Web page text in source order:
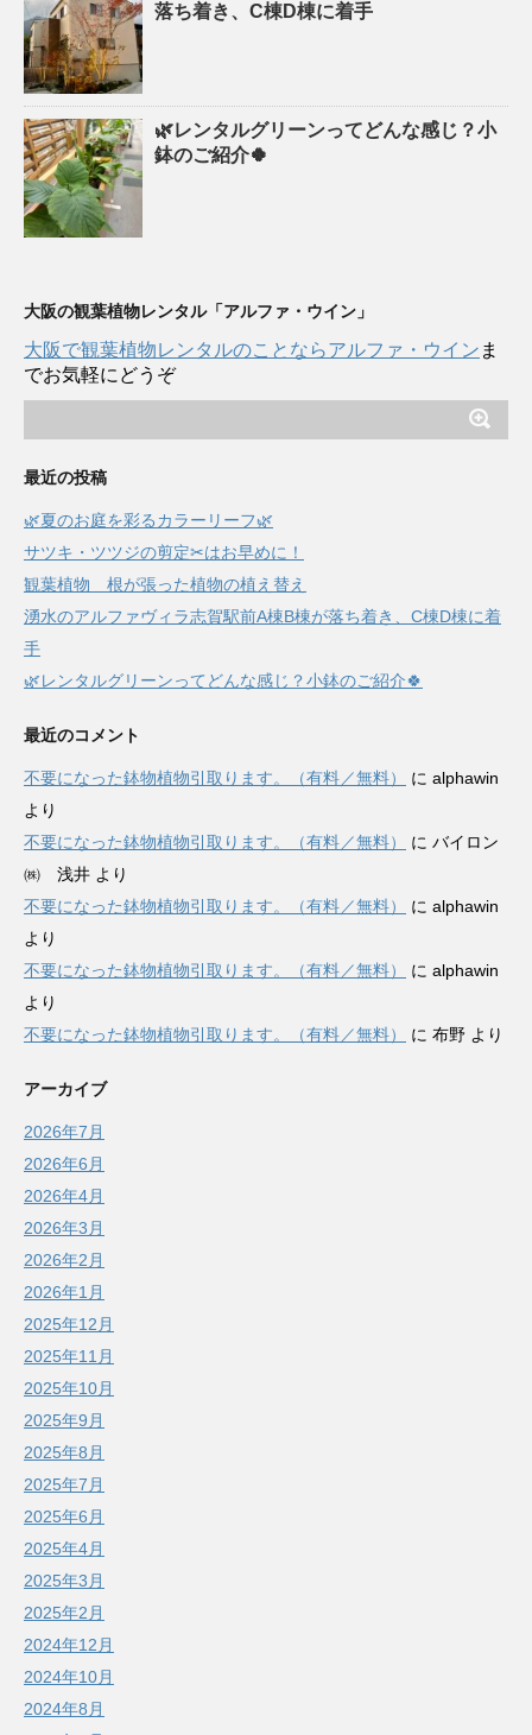
落ち着き、C棟D棟に着手
🌿レンタルグリーンってどんな感じ？小
鉢のご紹介🍀
大阪の観葉植物レンタル「アルファ・ウイン」
大阪で観葉植物レンタルのことならアルファ・ウイン ま
でお気軽にどうぞ
最近の投稿
🌿夏のお庭を彩るカラーリーフ🌿
サツキ・ツツジの剪定✂はお早めに！
観葉植物 根が張った植物の植え替え
湧水のアルファヴィラ志賀駅前A棟B棟が落ち着き、C棟D棟に着
手
🌿レンタルグリーンってどんな感じ？小鉢のご紹介🍀
最近のコメント
不要になった鉢物植物引取ります。（有料／無料） に alphawin
より
不要になった鉢物植物引取ります。（有料／無料）
に バイロン
㈱ 浅井 より
不要になった鉢物植物引取ります。（有料／無料）
に alphawin
より
不要になった鉢物植物引取ります。（有料／無料）
に alphawin
より
不要になった鉢物植物引取ります。（有料／無料）
に 布野 より
アーカイブ
2026年7月
2026年6月
2026年4月
2026年3月
2026年2月
2026年1月
2025年12月
2025年11月
2025年10月
2025年9月
2025年8月
2025年7月
2025年6月
2025年4月
2025年3月
2025年2月
2024年12月
2024年10月
2024年8月